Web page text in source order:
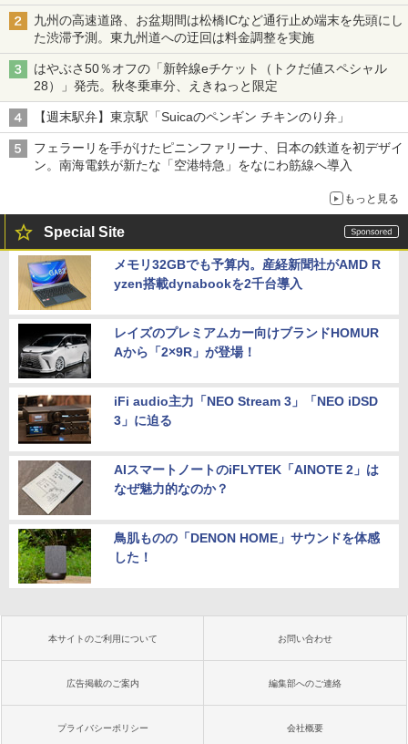
九州の高速道路、お盆期間は松橋ICなど通行止め端末を先頭にし
た渋滞予測。東九州道への迂回は料金調整を実施
はやぶさ50％オフの「新幹線eチケット（トクだ値スペシャル
28）」発売。秋冬乗車分、えきねっと限定
【週末駅弁】東京駅「Suicaのペンギン チキンのり弁」
フェラーリを手がけたピニンファリーナ、日本の鉄道を初デザイ
ン。南海電鉄が新たな「空港特急」をなにわ筋線へ導入
もっと見る
Special Site
メモリ32GBでも予算内。産経新聞社がAMD R
yzen搭載dynabookを2千台導入
レイズのプレミアムカー向けブランドHOMUR
Aから「2×9R」が登場！
iFi audio主力「NEO Stream 3」「NEO iDSD
3」に迫る
AIスマートノートのiFLYTEK「AINOTE 2」は
なぜ魅力的なのか？
鳥肌ものの「DENON HOME」サウンドを体感
した！
本サイトのご利用について お問い合わせ
広告掲載のご案内 編集部へのご連絡
プライバシーポリシー 会社概要